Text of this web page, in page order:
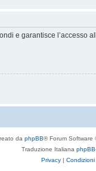
e garantisce l’accesso
da phpBB® Forum Software
Traduzione Italiana
Privacy | Condizioni